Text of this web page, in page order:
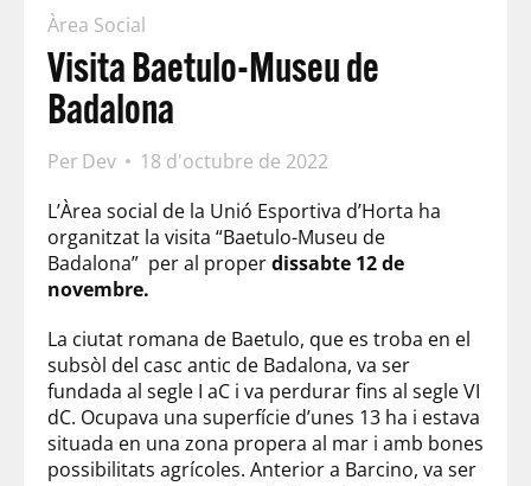
Àrea Social
Visita Baetulo-Museu de
Badalona
Per Dev
18 d'octubre de 2022
L’Àrea social de la Unió Esportiva d’Horta ha
organitzat la visita “Baetulo-Museu de
Badalona” per al properdissabte 12 de
novembre.
La ciutat romana de Baetulo, que es troba en el
subsòl del casc antic de Badalona, va ser
fundada al segle I aC i va perdurar fins al segle VI
dC. Ocupava una superfície d’unes 13 ha i estava
situada en una zona propera al mar i amb bones
possibilitats agrícoles. Anterior a Barcino, va ser